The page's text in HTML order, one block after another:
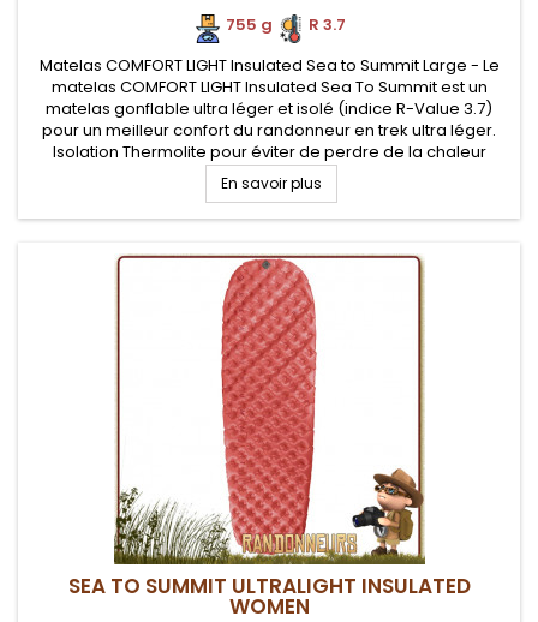
755 g
R 3.7
Matelas COMFORT LIGHT Insulated Sea to Summit Large - Le
matelas COMFORT LIGHT Insulated Sea To Summit est un
matelas gonflable ultra léger et isolé (indice R-Value 3.7)
pour un meilleur confort du randonneur en trek ultra léger.
Isolation Thermolite pour éviter de perdre de la chaleur
corporelle vers le sol. Pompe Airstream fournie pour assurer
un...
En savoir plus
SEA TO SUMMIT ULTRALIGHT INSULATED
WOMEN